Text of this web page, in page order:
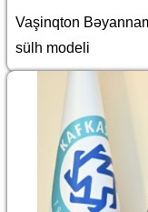
Vaşinqton
sülh modeli